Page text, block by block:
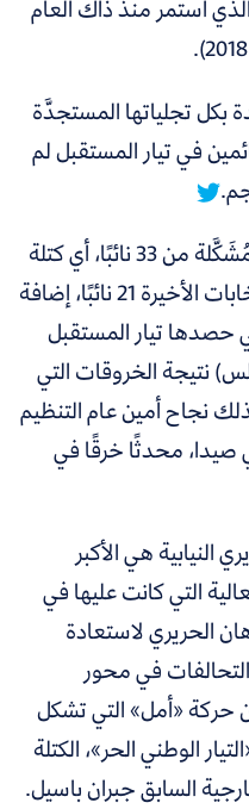
استمر منذ ذاك العام
تجلياتها المستجدَّة
في تيار المستقبل لم
الكتلة الأكبر في برلمان 2009 والمُشَكَّلة من 33 نائبًا، أي كتلة
في الانتخابات الأخيرة 21 نائبًا، إضافة
حصدها تيار المستقبل
نتيجة الخروقات التي
نجاح أمين عام التنظيم
محدثًا خرقًا في
النيابية هي الأكبر
التي كانت عليها في
الحريري لاستعادة
في محور
حركة «أمل» التي تشكل
الوطني الحر»، الكتلة
السابق جبران باسيل.